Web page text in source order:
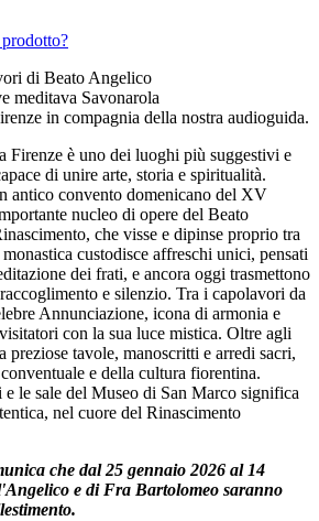
di Beato Angelico
meditava Savonarola
in compagnia della nostra audioguida.
Firenze è uno dei luoghi più suggestivi e
di unire arte, storia e spiritualità.
antico convento domenicano del XV
nucleo di opere del Beato
che visse e dipinse proprio tra
custodisce affreschi unici, pensati
dei frati, e ancora oggi trasmettono
e silenzio. Tra i capolavori da
Annunciazione, icona di armonia e
con la sua luce mistica. Oltre agli
preziose tavole, manoscritti e arredi sacri,
e della cultura fiorentina.
e le sale del Museo di San Marco significa
nel cuore del Rinascimento
che dal 25 gennaio 2026 al 14
e di Fra Bartolomeo saranno